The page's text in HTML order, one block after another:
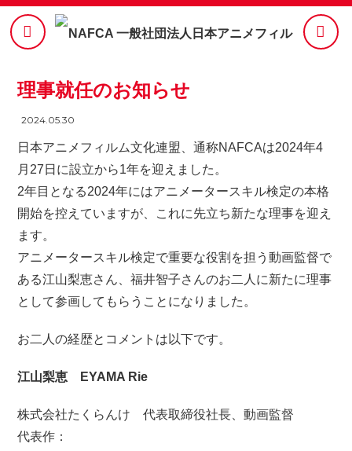
理事就任のお知らせ
2024.05.30
日本アニメフィルム文化連盟、通称NAFCAは2024年4
月27日に設立から1年を迎えました。
2年目となる2024年にはアニメータースキル検定の本格
開始を控えていますが、これに先立ち新たな理事を迎え
ます。
アニメータースキル検定で重要な役割を担う動画監督で
ある江山梨恵さん、福井智子さんのお二人に新たに理事
として参画してもらうことになりました。
お二人の経歴とコメントは以下です。
江山梨恵 EYAMA Rie
株式会社たくらんけ 代表取締役社長、動画監督
代表作：